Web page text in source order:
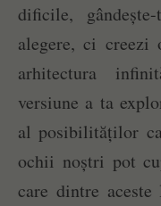
dificile,
alegere, ci creezi
arhitectura
versiune a ta
al posibilităților
ochii noștri pot
care dintre